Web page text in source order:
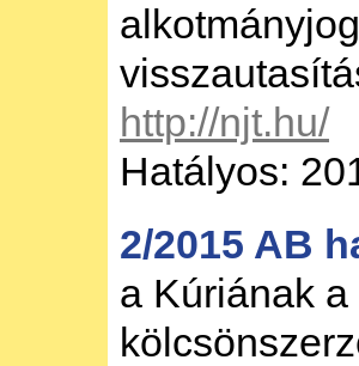
http://njt.hu/
Hatályos:
2/2015 AB
a Kúriának